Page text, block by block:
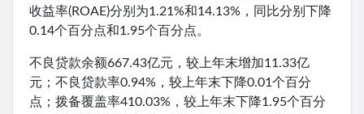
收益率(ROAE)分别为1.21%和14.13%，同比分别下降
0.14个百分点和1.95个百分点。
不良贷款余额667.43亿元，较上年末增加11.33亿
元；不良贷款率0.94%，较上年末下降0.01个百分
点；拨备覆盖率410.03%，较上年末下降1.95个百分